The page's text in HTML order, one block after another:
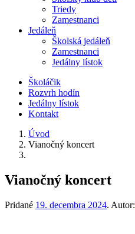
Triedy
Zamestnanci
Jedáleň
Školská jedáleň
Zamestnanci
Jedálny lístok
Školáčik
Rozvrh hodín
Jedálny lístok
Kontakt
Úvod
Vianočný koncert
Vianočný koncert
Pridané 19. decembra 2024. Autor: